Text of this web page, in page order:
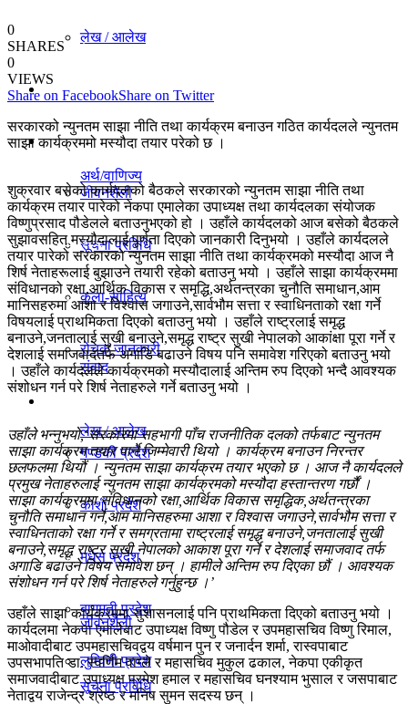
लेख / आलेख
खेलकुद समाचार
विविध
जीवनशैली
सूचना प्रविधि
कला-साहित्य
रोचक जानकारी
गण्डकी प्रदेश
काेशी प्रदेश
मधेस प्रदेश
बागमती प्रदेश
लुम्विनी प्रदेश
राजनीति
अर्थ/वाणिज्य
धर्म/संस्कृति
विचार
संवाद
लेख / आलेख
खेलकुद समाचार
विविध
जीवनशैली
सूचना प्रविधि
0
SHARES
0
VIEWS
Share on FacebookShare on Twitter
सरकारको न्युनतम साझा नीति तथा कार्यक्रम बनाउन गठित कार्यदलले न्युनतम
साझा कार्यक्रममो मस्यौदा तयार परेको छ ।
शुक्रवार बसेको कार्यदलको बैठकले सरकारको न्युनतम साझा नीति तथा
कार्यक्रम तयार पारेको नेकपा एमालेका उपाध्यक्ष तथा कार्यदलका संयोजक
विष्णुप्रसाद पौडेलले बताउनुभएको हो । उहाँले कार्यदलको आज बसेको बैठकले
सुझावसहित मस्यौदालाई पूर्णता दिएको जानकारी दिनुभयो । उहाँले कार्यदलले
तयार पारेको सरकारको न्युनतम साझा नीति तथा कार्यक्रमको मस्यौदा आज नै
शिर्ष नेताहरूलाई बुझाउने तयारी रहेको बताउनु भयो । उहाँले साझा कार्यक्रममा
संविधानको रक्षा,आर्थिक विकास र समृद्धि,अर्थतन्त्रका चुनौति समाधान,आम
मानिसहरुमा आशा र विश्वास जगाउने,सार्वभौम सत्ता र स्वाधिनताको रक्षा गर्ने
विषयलाई प्राथमिकता दिएको बताउनु भयो । उहाँले राष्ट्रलाई समृद्ध
बनाउने,जनतालाई सुखी बनाउने,समृद्ध राष्ट्र सुखी नेपालको आकांक्षा पूरा गर्ने र
देशलाई समाजवादतर्फ अगाडि बढाउने विषय पनि समावेश गरिएको बताउनु भयो
। उहाँले कार्यदलले कार्यक्रमको मस्यौदालाई अन्तिम रुप दिएको भन्दै आवश्यक
संशोधन गर्न परे शिर्ष नेताहरुले गर्ने बताउनु भयो ।
उहाँले भन्नुभयो,‘सरकारमा सहभागी पाँच राजनीतिक दलको तर्फबाट न्युनतम
साझा कार्यक्रम तयार पार्ने जिम्मेवारी थियो । कार्यक्रम बनाउन निरन्तर
छलफलमा थियौं । न्युनतम साझा कार्यक्रम तयार भएको छ । आज नै कार्यदलले
प्रमुख नेताहरुलाई न्युनतम साझा कार्यक्रमको मस्यौदा हस्तान्तरण गर्छौं ।
साझा कार्यक्रममा संविधानको रक्षा,आर्थिक विकास समृद्धिक,अर्थतन्त्रका
चुनौति समाधान गर्ने,आम मानिसहरुमा आशा र विश्वास जगाउने,सार्वभौम सत्ता र
स्वाधिनताको रक्षा गर्ने र समग्रतामा राष्ट्रलाई समृद्ध बनाउने,जनतालाई सुखी
बनाउने,समृद्ध राष्ट्र सुखी नेपालको आकाश पूरा गर्ने र देशलाई समाजवाद तर्फ
अगाडि बढाउने विषय समावेश छन् । हामीले अन्तिम रुप दिएका छौं । आवश्यक
संशोधन गर्न परे शिर्ष नेताहरुले गर्नुहुन्छ ।’
उहाँले साझा कार्यक्रममा सुशासनलाई पनि प्राथमिकता दिएको बताउनु भयो ।
कार्यदलमा नेकपा एमालेबाट उपाध्यक्ष विष्णु पौडेल र उपमहासचिव विष्णु रिमाल,
माओवादीबाट उपमहासचिवद्वय वर्षमान पुन र जनार्दन शर्मा, रास्वपाबाट
उपसभापति डा. स्वर्णिम वाग्ले र महासचिव मुकुल ढकाल, नेकपा एकीकृत
समाजवादीबाट उपाध्यक्ष प्रमेश हमाल र महासचिव घनश्याम भुसाल र जसपाबाट
नेताद्वय राजेन्द्र श्रेष्ठ र मनिष सुमन सदस्य छन् ।